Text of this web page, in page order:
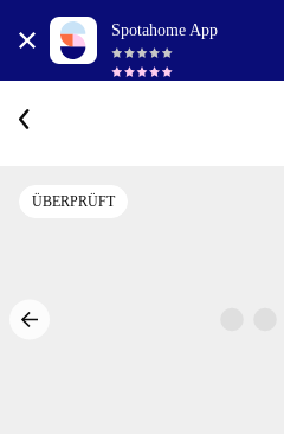
Spotahome App
ÜBERPRÜFT